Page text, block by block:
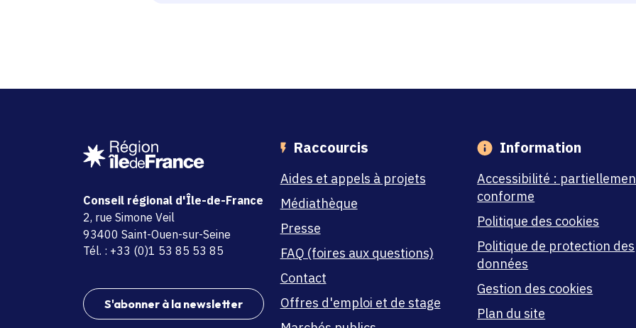
Conseil régional d'Île-de-France
adresse
2, rue Simone Veil
code postal et commune
93400 Saint-Ouen-sur-Seine
Tél. : +33 (0)1 53 85 53 85
S'abonner à la newsletter
Raccourcis
Aides et appels à projets
Médiathèque
Presse
FAQ (foires aux questions)
Contact
Offres d'emploi et de stage
Information
Accessibilité :
conforme
Politique des cookies
Politique de protection des
données
Gestion des cookies
Plan du site